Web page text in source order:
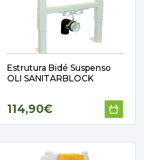
Estrutura Bidé Suspenso
OLI SANITARBLOCK
114,90€